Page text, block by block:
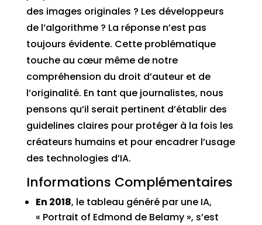
des images originales ? Les développeurs
de l’algorithme ? La réponse n’est pas
toujours évidente. Cette problématique
touche au cœur même de notre
compréhension du droit d’auteur et de
l’originalité. En tant que journalistes, nous
pensons qu’il serait pertinent d’établir des
guidelines claires pour protéger à la fois les
créateurs humains et pour encadrer l’usage
des technologies d’IA.
Informations Complémentaires
En 2018, le tableau généré par une IA,
« Portrait of Edmond de Belamy », s’est